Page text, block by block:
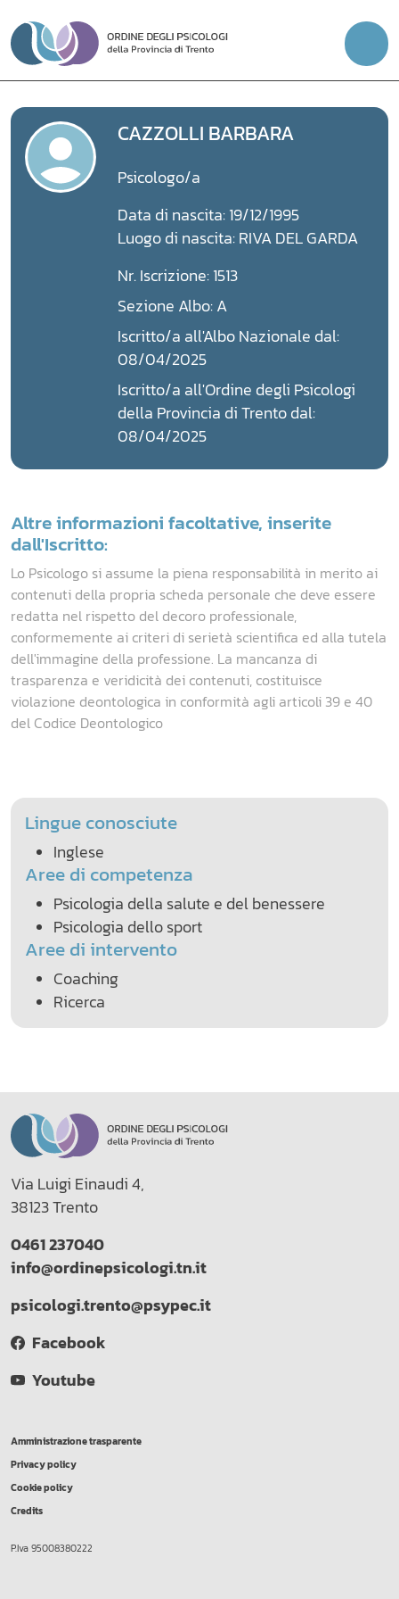
Vai
CAZZOLLI BARBARA
Psicologo/a
Data di nascita: 19/12/1995
Luogo di nascita: RIVA DEL GARDA
Nr. Iscrizione: 1513
Sezione Albo: A
Iscritto/a all'Albo Nazionale dal:
08/04/2025
Iscritto/a all'Ordine degli Psicologi
della Provincia di Trento dal:
08/04/2025
Altre informazioni facoltative, inserite
dall'Iscritto:
Lo Psicologo si assume la piena responsabilità in merito ai
contenuti della propria scheda personale che deve essere
redatta nel rispetto del decoro professionale,
conformemente ai criteri di serietà scientifica ed alla tutela
dell'immagine della professione. La mancanza di
trasparenza e veridicità dei contenuti, costituisce
violazione deontologica in conformità agli articoli 39 e 40
del Codice Deontologico
Lingue conosciute
Inglese
Aree di competenza
Psicologia della salute e del benessere
Psicologia dello sport
Aree di intervento
Coaching
Ricerca
Via Luigi Einaudi 4,
38123 Trento
0461 237040
info@ordinepsicologi.tn.it
psicologi.trento@psypec.it
Facebook
Youtube
Amministrazione trasparente
Privacy policy
Cookie policy
Credits
P.Iva 95008380222